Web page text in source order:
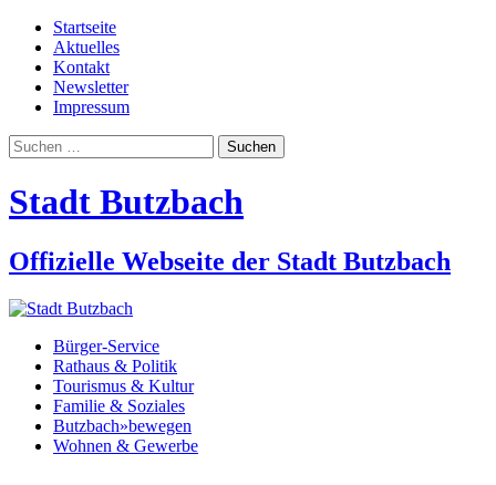
Startseite
Aktuelles
Kontakt
Newsletter
Impressum
Suchen
nach:
Stadt Butzbach
Offizielle Webseite der Stadt Butzbach
Bürger-Service
Rathaus & Politik
Tourismus & Kultur
Familie & Soziales
Butzbach»bewegen
Wohnen & Gewerbe